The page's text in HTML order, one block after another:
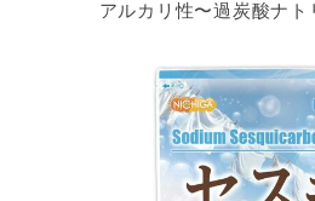
アルカリ性〜過炭酸ナト